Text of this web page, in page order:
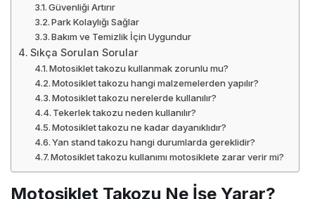
Güvenliği Artırır
Park Kolaylığı Sağlar
Bakım ve Temizlik İçin Uygundur
Sıkça Sorulan Sorular
Motosiklet takozu kullanmak zorunlu mu?
Motosiklet takozu hangi malzemelerden yapılır?
Motosiklet takozu nerelerde kullanılır?
Tekerlek takozu neden kullanılır?
Motosiklet takozu ne kadar dayanıklıdır?
Yan stand takozu hangi durumlarda gereklidir?
Motosiklet takozu kullanımı motosiklete zarar verir mi?
Motosiklet Takozu Ne İşe Yarar?